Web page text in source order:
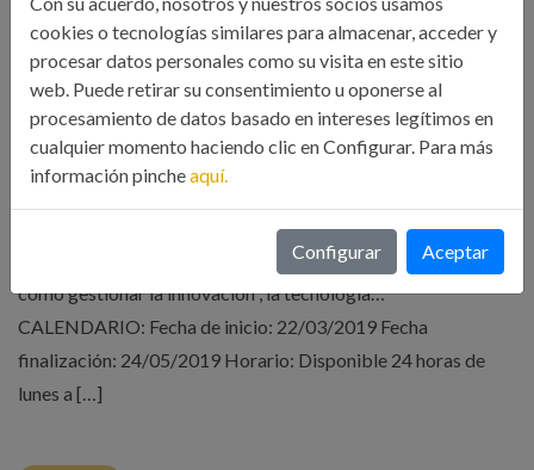
CURSO ONLINE GESTIÓN DE LA
INNOVACIÓN. 22/03/2019
06 Mar, 2019 Formación
El curso de Gestión de la Innovación de 75h, está compuesto
por 5 unidades didácticas a través de las cuales se adquirirán
conceptos básicos del I+D+i, cómo innovar en la empresa o
cómo gestionar la innovación , la tecnología…
CALENDARIO: Fecha de inicio: 22/03/2019 Fecha
finalización: 24/05/2019 Horario: Disponible 24 horas de
lunes a […]
cookies o tecnologías similares para almacenar, acceder y
procesar datos personales como su visita en este sitio
web. Puede retirar su consentimiento u oponerse al
procesamiento de datos basado en intereses legítimos en
cualquier momento haciendo clic en Configurar. Para más
información pincheaquí.
Configurar Aceptar